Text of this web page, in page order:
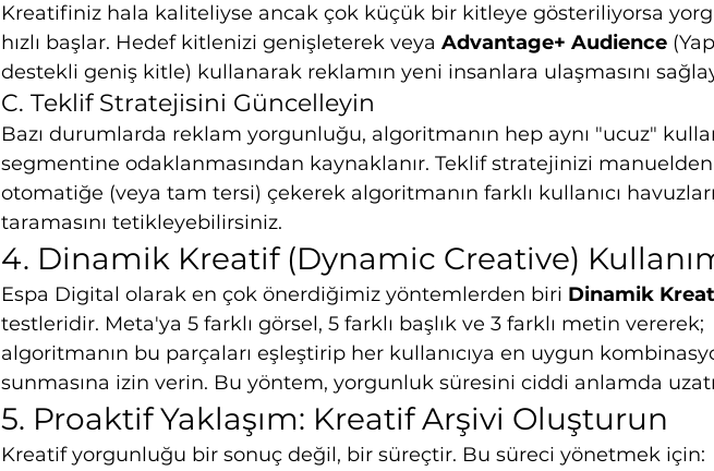
Kreatifiniz hala kaliteliyse ancak çok küçük bir kitleye gösteriliyorsa
hızlı başlar. Hedef kitlenizi genişleterek veya Advantage+ Audience
destekli geniş kitle) kullanarak reklamın yeni insanlara ulaşmasını
C. Teklif Stratejisini Güncelleyin
Bazı durumlarda reklam yorgunluğu, algoritmanın hep aynı "ucuz"
segmentine odaklanmasından kaynaklanır. Teklif stratejinizi manuelden
otomatiğe (veya tam tersi) çekerek algoritmanın farklı kullanıcı
taramasını tetikleyebilirsiniz.
4. Dinamik Kreatif (Dynamic Creative)
Espa Digital olarak en çok önerdiğimiz yöntemlerden biri Dinamik
testleridir. Meta'ya 5 farklı görsel, 5 farklı başlık ve 3 farklı metin vererek;
algoritmanın bu parçaları eşleştirip her kullanıcıya en uygun
sunmasına izin verin. Bu yöntem, yorgunluk süresini ciddi anlamda
5. Proaktif Yaklaşım: Kreatif Arşivi Oluşturun
Kreatif yorgunluğu bir sonuç değil, bir süreçtir. Bu süreci yönetmek için: